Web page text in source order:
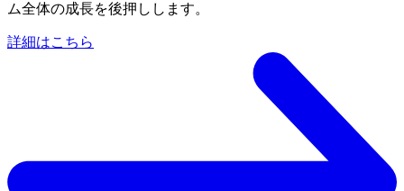
ム全体の成長を後押しします。
詳細はこちら